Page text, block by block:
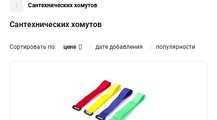
Сантехнических хомутов
Сантехнических хомутов
Сортировать по: цене дате добавления популярности